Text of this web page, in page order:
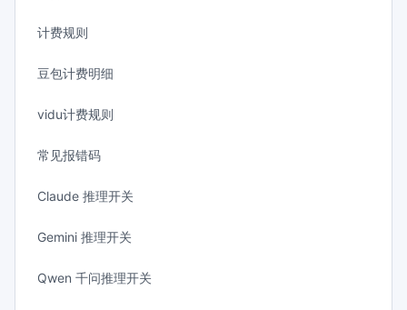
计费规则
豆包计费明细
vidu计费规则
常见报错码
Claude 推理开关
Gemini 推理开关
Qwen 千问推理开关